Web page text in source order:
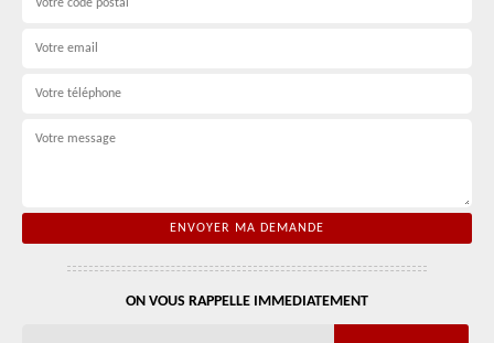
ON VOUS RAPPELLE IMMEDIATEMENT